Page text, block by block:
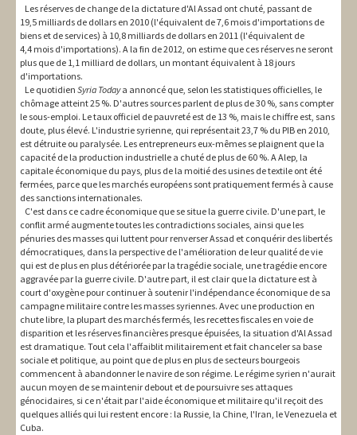
Les réserves de change de la dictature d'Al Assad ont chuté, passant de
19,5 milliards de dollars en 2010 (l'équivalent de 7,6 mois d'importations de
biens et de services) à 10,8 milliards de dollars en 2011 (l'équivalent de
4,4 mois d'importations). A la fin de 2012, on estime que ces réserves ne seront
plus que de 1,1 milliard de dollars, un montant équivalent à 18 jours
d'importations.
Le quotidien Syria Todaya annoncé que, selon les statistiques officielles, le
chômage atteint 25 %. D'autres sources parlent de plus de 30 %, sans compter
le sous-emploi. Le taux officiel de pauvreté est de 13 %, mais le chiffre est, sans
doute, plus élevé. L'industrie syrienne, qui représentait 23,7 % du PIB en 2010,
est détruite ou paralysée. Les entrepreneurs eux-mêmes se plaignent que la
capacité de la production industrielle a chuté de plus de 60 %. A Alep, la
capitale économique du pays, plus de la moitié des usines de textile ont été
fermées, parce que les marchés européens sont pratiquement fermés à cause
des sanctions internationales.
C'est dans ce cadre économique que se situe la guerre civile. D'une part, le
conflit armé augmente toutes les contradictions sociales, ainsi que les
pénuries des masses qui luttent pour renverser Assad et conquérir des libertés
démocratiques, dans la perspective de l'amélioration de leur qualité de vie
qui est de plus en plus détériorée par la tragédie sociale, une tragédie encore
aggravée par la guerre civile. D'autre part, il est clair que la dictature est à
court d'oxygène pour continuer à soutenir l'indépendance économique de sa
campagne militaire contre les masses syriennes. Avec une production en
chute libre, la plupart des marchés fermés, les recettes fiscales en voie de
disparition et les réserves financières presque épuisées, la situation d'Al Assad
est dramatique. Tout cela l'affaiblit militairement et fait chanceler sa base
sociale et politique, au point que de plus en plus de secteurs bourgeois
commencent à abandonner le navire de son régime. Le régime syrien n'aurait
aucun moyen de se maintenir debout et de poursuivre ses attaques
génocidaires, si ce n'était par l'aide économique et militaire qu'il reçoit des
quelques alliés qui lui restent encore : la Russie, la Chine, l'Iran, le Venezuela et
Cuba.